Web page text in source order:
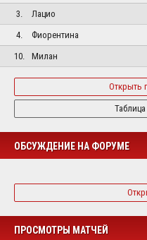
3.
Лацио
4.
Фиорентина
10.
Милан
Открыть
ОБСУЖДЕНИЕ НА ФОРУМЕ
ПРОСМОТРЫ МАТЧЕЙ